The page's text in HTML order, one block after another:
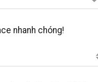
nhanh chóng!